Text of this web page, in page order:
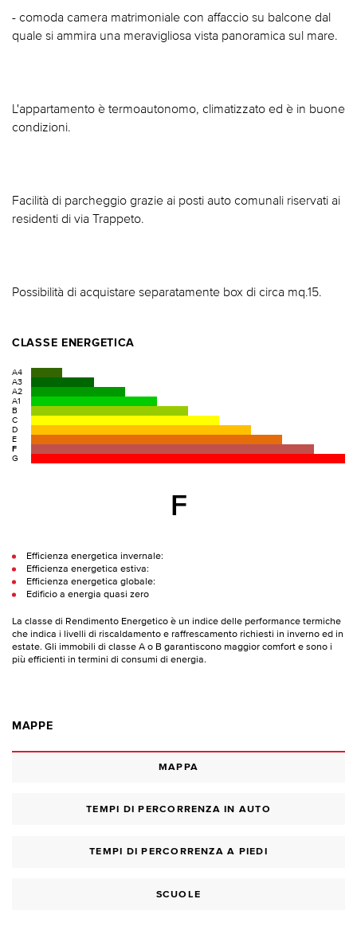
- comoda camera matrimoniale con affaccio su balcone dal
quale si ammira una meravigliosa vista panoramica sul mare.
L'appartamento è termoautonomo, climatizzato ed è in buone
condizioni.
Facilità di parcheggio grazie ai posti auto comunali riservati ai
residenti di via Trappeto.
Possibilità di acquistare separatamente box di circa mq.15.
CLASSE ENERGETICA
A4
A3
A2
A1
B
C
D
E
F
G
F
Efficienza energetica invernale:
Efficienza energetica estiva:
Efficienza energetica globale:
Edificio a energia quasi zero
La classe di Rendimento Energetico è un indice delle performance termiche
che indica i livelli di riscaldamento e raffrescamento richiesti in inverno ed in
estate. Gli immobili di classe A o B garantiscono maggior comfort e sono i
più efficienti in termini di consumi di energia.
MAPPE
MAPPA
TEMPI DI PERCORRENZA IN AUTO
TEMPI DI PERCORRENZA A PIEDI
SCUOLE